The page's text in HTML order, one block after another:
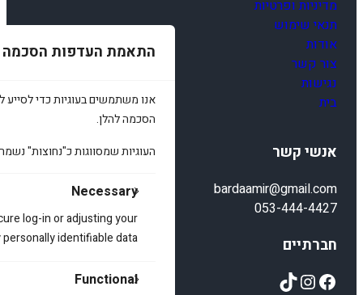
התאמת העדפות הסכמה
אנו משתמשים בעוגיות כדי לסייע
הסכמה להלן.
העוגיות שמסווגות כ"נחוצות"
Necessary
log-in or adjusting your
identifiable data.
Functional
מדיניות ופרטיות
תנאי שימוש
אודות
צור קשר
נגישות
בית
אנשי קשר
bardaamir@gmail.com
053-444-4427
חברתיים
Facebook
Instagram
TikTok